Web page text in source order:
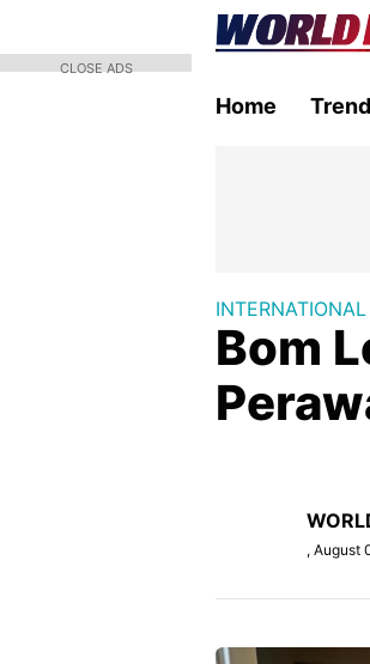
Home
INTERNATIONAL
Bom
, August
CLOSE ADS